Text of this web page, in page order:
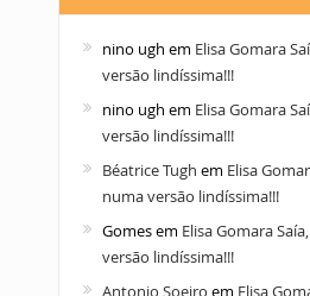
nino ugh em Elisa Gomara
versão lindíssima!!!
nino ugh em Elisa Gomara
versão lindíssima!!!
Béatrice Tugh em Elisa
numa versão lindíssima!!!
Gomesem Elisa Gomara
versão lindíssima!!!
Antonio Soeiro em Elisa